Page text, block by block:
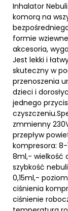
Inhalator
komorą na
formie
akcesoria,
Jest lekki i
skuteczny w
przenoszenia
dzieci i
jednego
zmmienny
przepływ
kompresora:
8ml,- wielkość
szybkość
0,15ml,-
ciśnienia
ciśnienie